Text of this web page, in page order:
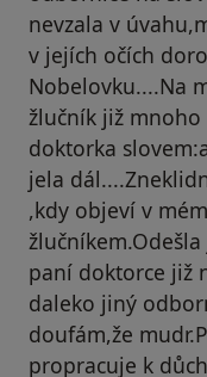
nevzala v
v jejích očích
Nobelovku....Na
žlučník již
doktorka
jela
,kdy objeví v
paní doktorce již
daleko jiný
doufám,že
propracuje k